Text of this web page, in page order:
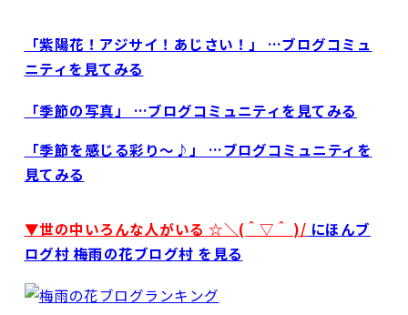
「紫陽花！アジサイ！あじさい！」 …ブログコミュ
ニティを見てみる
「季節の写真」 …ブログコミュニティを見てみる
「季節を感じる彩り～♪」 …ブログコミュニティを
見てみる
▼世の中いろんな人がいる ☆＼(＾▽＾ )/ にほんブ
ログ村 梅雨の花ブログ村 を見る